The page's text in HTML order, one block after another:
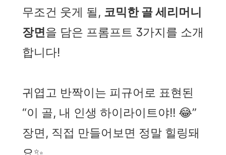
무조건 웃게 될, 코믹한 골 세리머니
장면을 담은 프롬프트 3가지를 소개
합니다!
귀엽고 반짝이는 피규어로 표현된
“이 골, 내 인생 하이라이트야!! 😂”
장면, 직접 만들어보면 정말 힐링돼